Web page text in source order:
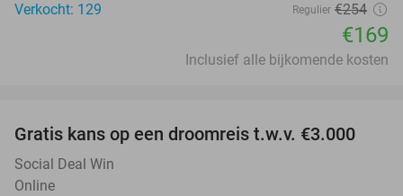
Verkocht: 129
Regulier €254
€169
Inclusief alle bijkomende kosten
Gratis kans op een droomreis t.w.v. €3.000
Social Deal Win
Online